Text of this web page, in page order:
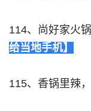
114、尚好家火
给当地手机】
115、香锅里辣